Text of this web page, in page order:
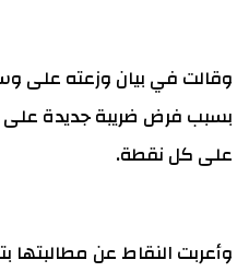
وقالت في بيان وزعته على
على كل نقطة.
وأعربت النقاط عن مطالبتها